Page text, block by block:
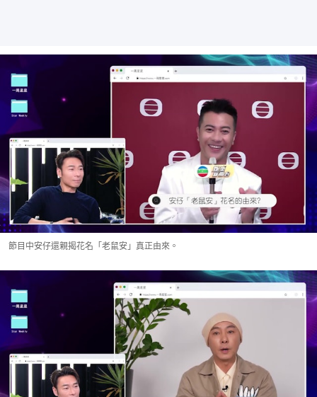
節目中安仔還親揭花名「老鼠安」真正由來。